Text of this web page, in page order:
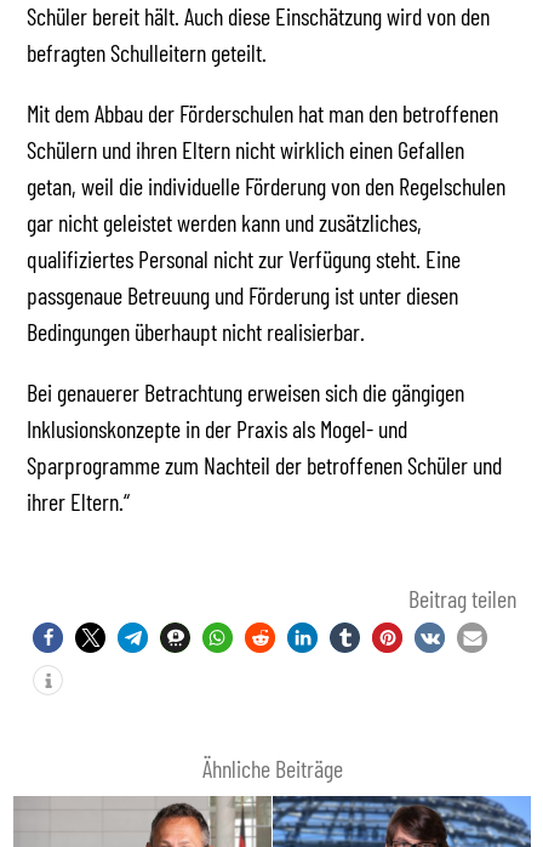
Schüler bereit hält. Auch diese Einschätzung wird von den
befragten Schulleitern geteilt.
Mit dem Abbau der Förderschulen hat man den betroffenen
Schülern und ihren Eltern nicht wirklich einen Gefallen
getan, weil die individuelle Förderung von den Regelschulen
gar nicht geleistet werden kann und zusätzliches,
qualifiziertes Personal nicht zur Verfügung steht. Eine
passgenaue Betreuung und Förderung ist unter diesen
Bedingungen überhaupt nicht realisierbar.
Bei genauerer Betrachtung erweisen sich die gängigen
Inklusionskonzepte in der Praxis als Mogel- und
Sparprogramme zum Nachteil der betroffenen Schüler und
ihrer Eltern.“
Beitrag teilen
Ähnliche Beiträge